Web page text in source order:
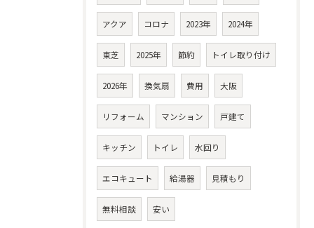
アクア コロナ 2023年 2024年
東芝 2025年 節約 トイレ取り付け
2026年 換気扇 費用 大阪
リフォーム マンション 戸建て
キッチン トイレ 水回り
エコキュート 給湯器 見積もり
無料相談 安い